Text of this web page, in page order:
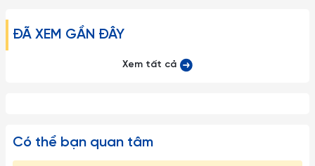
mạnh như ném, vứt, rớt từ trên cao xuống, vì vậy xin quý
ĐÃ XEM GẦN ĐÂY
Xem tất cả
Có thể bạn quan tâm